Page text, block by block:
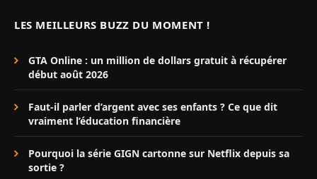
LES MEILLEURS BUZZ DU MOMENT !
GTA Online : un million de dollars gratuit à récupérer
début août 2026
Faut-il parler d’argent avec ses enfants ? Ce que dit
vraiment l’éducation financière
Pourquoi la série GIGN cartonne sur Netflix depuis sa
sortie ?